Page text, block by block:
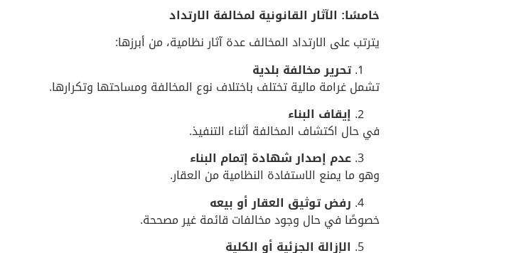
خامسًا: الآثار القانونية لمخالفة الارتداد
يترتب على الارتداد المخالف عدة آثار نظامية، من أبرزها:
تحرير مخالفة بلدية
تشمل غرامة مالية تختلف باختلاف نوع المخالفة ومساحتها وتكرارها.
إيقاف البناء
في حال اكتشاف المخالفة أثناء التنفيذ.
عدم إصدار شهادة إتمام البناء
وهو ما يمنع الاستفادة النظامية من العقار.
رفض توثيق العقار أو بيعه
خصوصًا في حال وجود مخالفات قائمة غير مصححة.
الإزالة الجزئية أو الكلية